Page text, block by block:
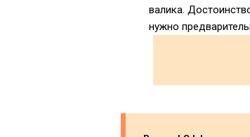
валика.
нужно